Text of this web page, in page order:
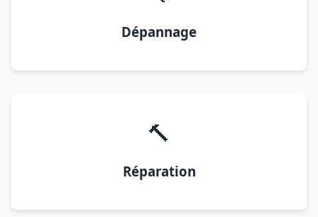
Dépannage
🔨
Réparation